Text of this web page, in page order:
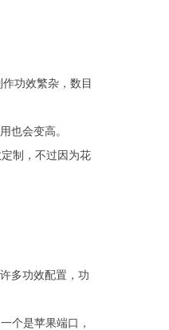
功效繁杂，数目
也会变高。
制，不过因为花
多功效配置，功
个是苹果端口，